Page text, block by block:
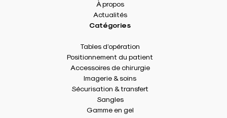
À propos
Actualités
Catégories
Tables d’opération
Positionnement du patient
Accessoires de chirurgie
Imagerie & soins
Sécurisation & transfert
Sangles
Gamme en gel